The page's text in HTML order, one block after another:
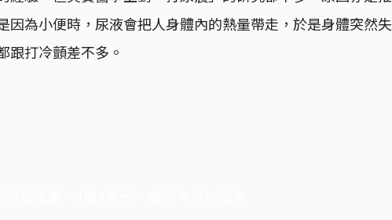
因為小便時，尿液會把人身體內的熱量帶走，於是身體突然失
跟打冷顫差不多。